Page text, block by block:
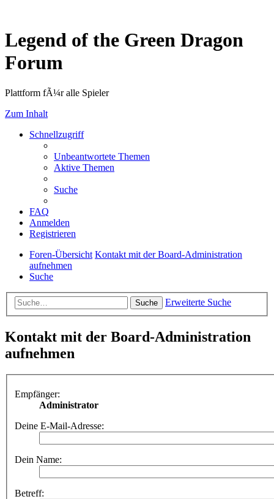
Legend of the Green Dragon
Forum
Plattform fÃ¼r alle Spieler
Zum Inhalt
Schnellzugriff
Unbeantwortete Themen
Aktive Themen
Suche
FAQ
Anmelden
Registrieren
Foren-Übersicht Kontakt mit der Board-Administration
aufnehmen
Suche
Suche Erweiterte Suche
Kontakt mit der Board-Administration
aufnehmen
Empfänger:
Administrator
Deine E-Mail-Adresse:
Dein Name:
Betreff: